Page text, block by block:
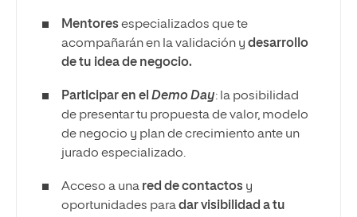
Mentoresespecializados que te
acompañarán en la validación y desarrollo
de tu idea de negocio.
Participar en el Demo Day: la posibilidad
de presentar tu propuesta de valor, modelo
de negocio y plan de crecimiento ante un
jurado especializado.
Acceso a una red de contactos y
oportunidades paradar visibilidad a tu